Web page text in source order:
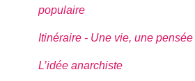
populaire
Itinéraire - Une vie, une pensée
L’idée anarchiste